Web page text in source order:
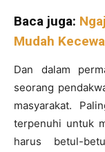
Baca juga:
Mudah
Dan dalam
seorang
masyarakat.
terpenuhi untuk
harus betul-